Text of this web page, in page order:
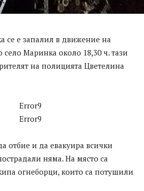
се е запалил в движение на
село Маринка около 18,30 ч. тази
на полицията Цветелина
Error9
Error9
отбие и да евакуира всички
няма. На място са
огнеборци, които са потушили